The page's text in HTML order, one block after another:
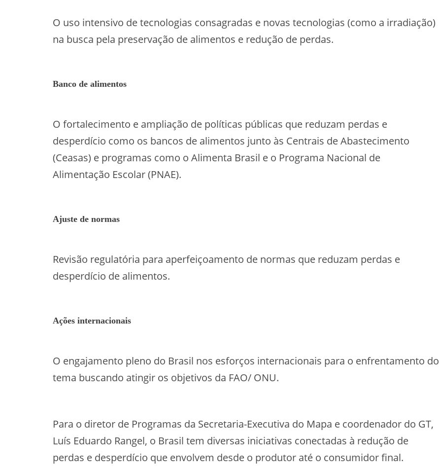
O uso intensivo de tecnologias consagradas e novas tecnologias (como a irradiação)
na busca pela preservação de alimentos e redução de perdas.
Banco de alimentos
O fortalecimento e ampliação de políticas públicas que reduzam perdas e
desperdício como os bancos de alimentos junto às Centrais de Abastecimento
(Ceasas) e programas como o Alimenta Brasil e o Programa Nacional de
Alimentação Escolar (PNAE).
Ajuste de normas
Revisão regulatória para aperfeiçoamento de normas que reduzam perdas e
desperdício de alimentos.
Ações internacionais
O engajamento pleno do Brasil nos esforços internacionais para o enfrentamento do
tema buscando atingir os objetivos da FAO/ ONU.
Para o diretor de Programas da Secretaria-Executiva do Mapa e coordenador do GT,
Luís Eduardo Rangel, o Brasil tem diversas iniciativas conectadas à redução de
perdas e desperdício que envolvem desde o produtor até o consumidor final.